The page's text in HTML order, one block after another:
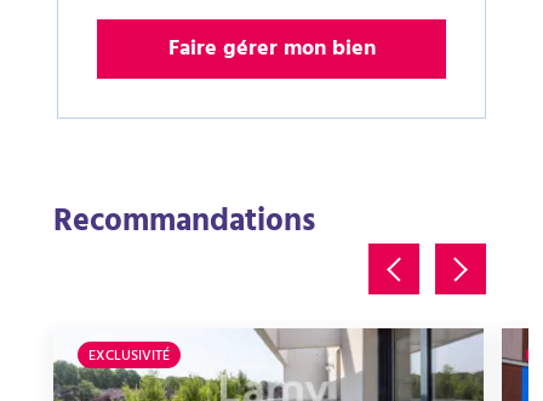
Faire gérer mon bien
Recommandations
EXCLUSIVITÉ